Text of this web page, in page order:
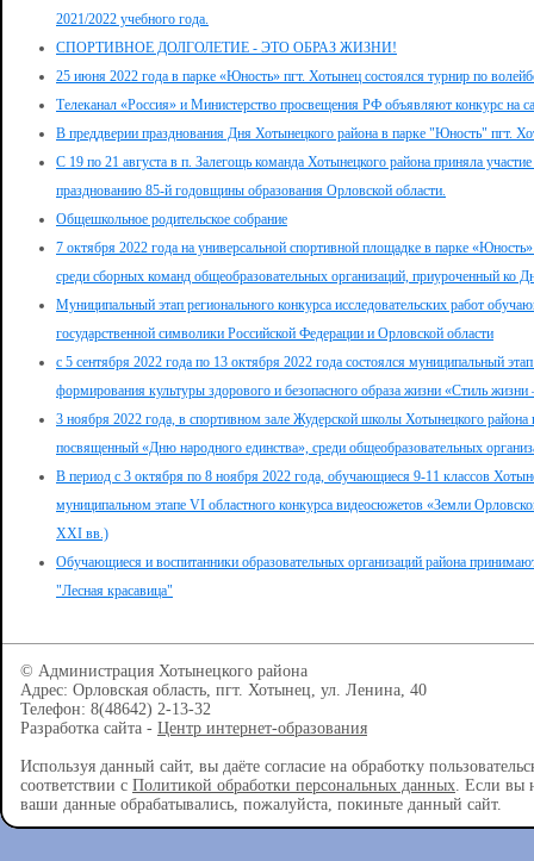
2021/2022 учебного года.
СПОРТИВНОЕ ДОЛГОЛЕТИЕ - ЭТО ОБРАЗ ЖИЗНИ!
25 июня 2022 года в парке «Юность» пгт. Хотынец состоялся турнир по
Телеканал «Россия» и Министерство просвещения РФ объявляют конкурс на
В преддверии празднования Дня Хотынецкого района в парке "Юность" пгт.
С 19 по 21 августа в п. Залегощь команда Хотынецкого района приняла
празднованию 85-й годовщины образования Орловской области.
Общешкольное родительское собрание
7 октября 2022 года на универсальной спортивной площадке в парке
среди сборных команд общеобразовательных организаций, приуроченный ко
Муниципальный этап регионального конкурса исследовательских работ
государственной символики Российской Федерации и Орловской области
с 5 сентября 2022 года по 13 октября 2022 года состоялся муниципальный
формирования культуры здорового и безопасного образа жизни «Стиль жизни
3 ноября 2022 года, в спортивном зале Жудерской школы Хотынецкого
посвященный «Дню народного единства», среди общеобразовательных
В период с 3 октября по 8 ноября 2022 года, обучающиеся 9-11 классов
муниципальном этапе VI областного конкурса видеосюжетов «Земли
XXI вв.)
Обучающиеся и воспитанники образовательных организаций района
"Лесная красавица"
© Администрация Хотынецкого района
Адрес: Орловская область, пгт. Хотынец, ул. Ленина, 40
Телефон: 8(48642) 2-13-32
Разработка сайта - Центр интернет-образования
Используя данный сайт, вы даёте согласие на обработку
соответствии с Политикой обработки персональных данных. Если вы
ваши данные обрабатывались, пожалуйста, покиньте данный сайт.